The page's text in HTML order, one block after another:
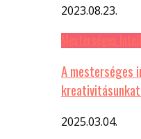
2023.08.23.
A mesterséges
2025.03.04.